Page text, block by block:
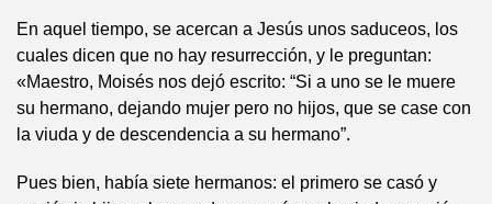
En aquel tiempo, se acercan a Jesús unos saduceos, los
cuales dicen que no hay resurrección, y le preguntan:
«Maestro, Moisés nos dejó escrito: “Si a uno se le muere
su hermano, dejando mujer pero no hijos, que se case con
la viuda y de descendencia a su hermano”.
Pues bien, había siete hermanos: el primero se casó y